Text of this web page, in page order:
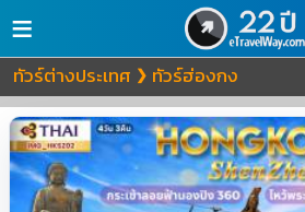
≡
ทัวร์ต่างประเทศ ❯ ทัวร์ฮ่องกง